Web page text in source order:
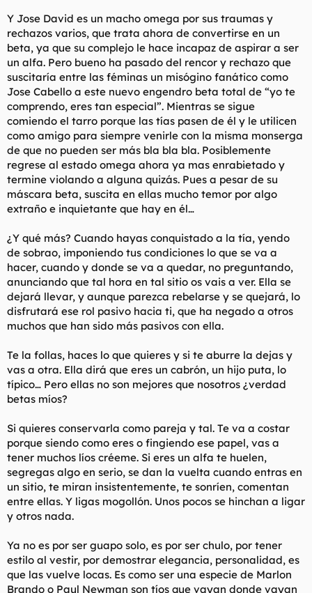
la mentalidad que usan para degradar, deshumanizar, regañar,
criticar, maltratar, abusar, y cambiar a los hombres. Es la
cumbre de la arrogancia y el desprecio que ellas se crean que
tu necesitas cambiar y que ellas son las adecuadas para
cambiarte a ti.
Además, si tienes el auto estima tan baja que te parece bien la
idea de que tengas que pagarle una cena por el placer de su
compañia o que la mujer simplemente mencione que debes
gastarte dinero por el placer de su compañia, entonces
necesitas ayuda seria. ¿Que pasa con el placer de la TUYA? ¿O
eso no vale nada? Si una mujer piensa que su compañia vale
algo y la tuya no, entonces eso es todo lo que necesitas saber
antes de dejarla. ¿Qué clase de hombre quiere estar con una
mujer que lo tiene en tan baja consideración?
comportan los seres humanos, he obsevado repetidamente que
la gente defiende lo que valora. Dado que las mujeres no han
hecho nada para defender nada masculino (excepto su
derecho a nuestra cartera), lo que debo concluir es que no
valoran a los hombres.
(¿Todavía no me crees? Toda crítica a estos consejos sera una
que tenga que ver sobre cómo no quieres satisfacer las
necesidades de una mujer a expensas tuya. Claro que, la parte
convenientemente cuándo te lo explican las mujeres. Siempre
que le he dicho estas cosas a una mujer, nunca hubo una
réplica que fuera lógica y razonable. La réplica siempre fue "es
que es amable que pague él" o "es caballeroso"). A muchos
deben pensar bajo ningún concepto. Recuerda, si estás en un
barco que se hunde, ella se salva con los niños mientras tu vas
a la muerte, y encima se supone que debes sentirte bien con
este arrego porque hiciste algo honorable y caballeroso. ¿No
es genial que la vida de un hombre valga más para una mujer
DESPUÉS de que la haya dado por ella?
Cualquier actividad que un hombre haga para el placer y
mujeres, SIEMPRE se encontrará con una dura resistencia
emocional y refuerzo negativo de las mujeres (dejando de lado
la lógica y la razón, claro. Las feministas piensan que la lógica
y la razón no son más que herramientas patriarcales que usan
Y Jose David es un macho omega por sus traumas y
rechazos varios, que trata ahora de convertirse en un
beta, ya que su complejo le hace incapaz de aspirar a ser
un alfa. Pero bueno ha pasado del rencor y rechazo que
suscitaría entre las féminas un misógino fanático como
Jose Cabello a este nuevo engendro beta total de “yo te
comprendo, eres tan especial”. Mientras se sigue
comiendo el tarro porque las tías pasen de él y le utilicen
como amigo para siempre venirle con la misma monserga
de que no pueden ser más bla bla bla. Posiblemente
regrese al estado omega ahora ya mas enrabietado y
termine violando a alguna quizás. Pues a pesar de su
máscara beta, suscita en ellas mucho temor por algo
extraño e inquietante que hay en él…
¿Y qué más? Cuando hayas conquistado a la tía, yendo
de sobrao, imponiendo tus condiciones lo que se va a
hacer, cuando y donde se va a quedar, no preguntando,
anunciando que tal hora en tal sitio os vais a ver. Ella se
dejará llevar, y aunque parezca rebelarse y se quejará, lo
disfrutará ese rol pasivo hacia ti, que ha negado a otros
muchos que han sido más pasivos con ella.
Te la follas, haces lo que quieres y si te aburre la dejas y
vas a otra. Ella dirá que eres un cabrón, un hijo puta, lo
típico… Pero ellas no son mejores que nosotros ¿verdad
betas míos?
Si quieres conservarla como pareja y tal. Te va a costar
porque siendo como eres o fingiendo ese papel, vas a
tener muchos líos créeme. Si eres un alfa te huelen,
segregas algo en serio, se dan la vuelta cuando entras en
un sitio, te miran insistentemente, te sonríen, comentan
entre ellas. Y ligas mogollón. Unos pocos se hinchan a ligar
y otros nada.
Ya no es por ser guapo solo, es por ser chulo, por tener
estilo al vestir, por demostrar elegancia, personalidad, es
que las vuelve locas. Es como ser una especie de Marlon
Brando o Paul Newman son tíos que vayan donde vayan